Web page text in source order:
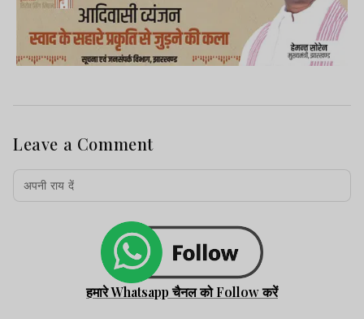
Leave a Comment
हमारे Whatsapp चैनल को Follow करें